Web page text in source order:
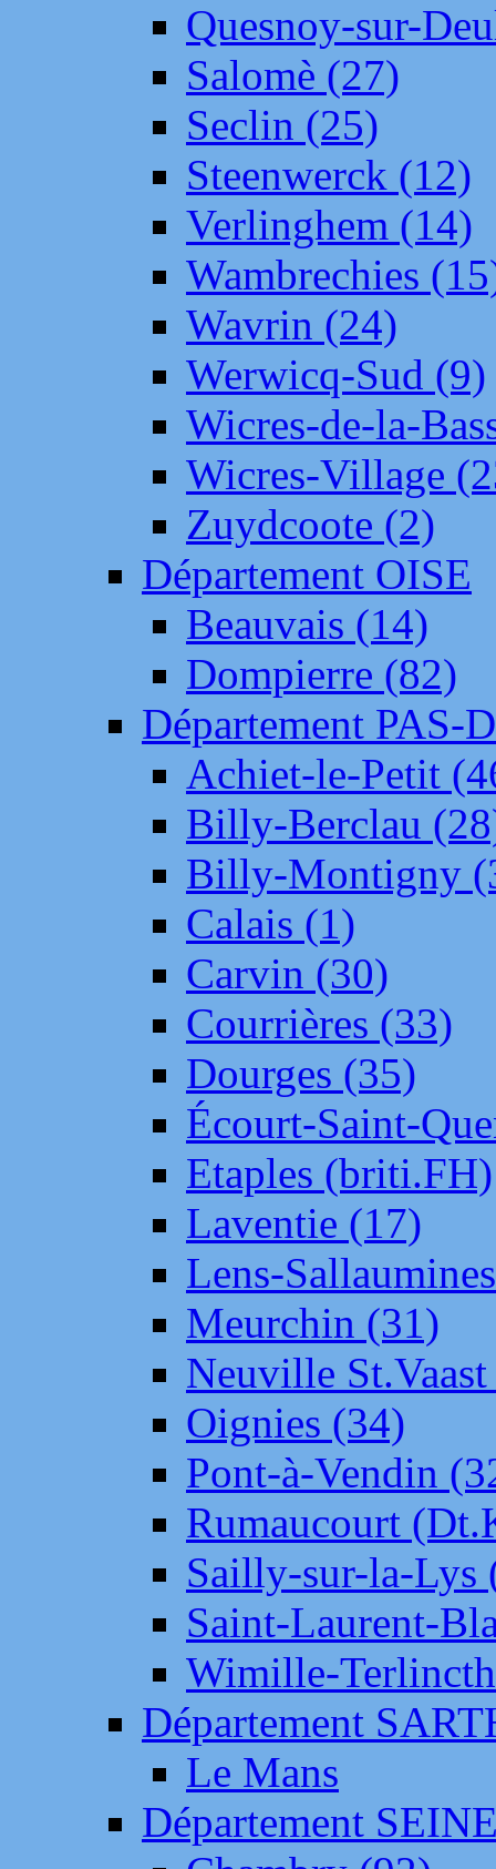
Quesnoy-sur-
Salomè (27)
Seclin (25)
Steenwerck (12)
Verlinghem (14)
Wambrechies
Wavrin (24)
Werwicq-Sud (9)
Wicres-de-la-
Wicres-Village
Zuydcoote (2)
Département OISE
Beauvais (14)
Dompierre (82)
Département PAS-
Achiet-le-Petit
Billy-Berclau
Billy-Montigny
Calais (1)
Carvin (30)
Courrières (33)
Dourges (35)
Écourt-Saint-
Etaples (briti.FH)
Laventie (17)
Lens-
Meurchin (31)
Neuville
Oignies (34)
Pont-à-Vendin
Rumaucourt
Sailly-sur-la-Lys
Saint-Laurent-
Wimille-
Département
Le Mans
Département